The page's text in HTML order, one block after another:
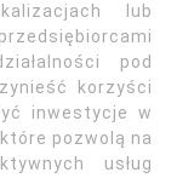
lub
pod
korzyści
inwestycje w
pozwolą na
usług